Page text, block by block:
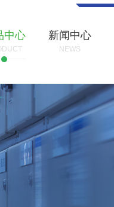
中心 新闻中心
NEWS